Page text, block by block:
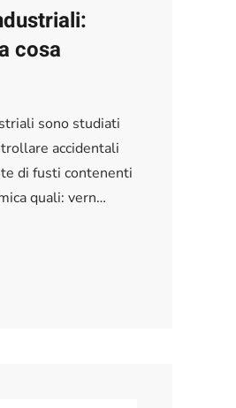
cosa
sono studiati
accidentali
di fusti contenenti
quali: vern…